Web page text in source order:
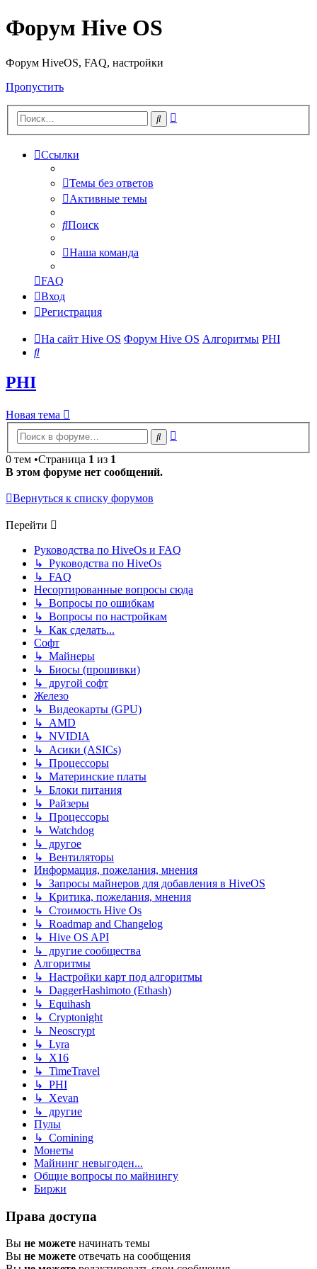
Форум Hive OS
Форум HiveOS, FAQ, настройки
Пропустить
Поиск
Ссылки
Темы без ответов
Активные темы
Поиск
Наша команда
FAQ
Вход
Регистрация
На сайт Hive OS Форум Hive OS Алгоритмы PHI
Поиск
PHI
Новая тема
Поиск
0 тем •Страница 1 из 1
В этом форуме нет сообщений.
Вернуться к списку форумов
Перейти
Руководства по HiveOs и FAQ
↳ Руководства по HiveOs
↳ FAQ
Несортированные вопросы сюда
↳ Вопросы по ошибкам
↳ Вопросы по настройкам
↳ Как сделать...
Софт
↳ Майнеры
↳ Биосы (прошивки)
↳ другой софт
Железо
↳ Видеокарты (GPU)
↳ AMD
↳ NVIDIA
↳ Асики (ASICs)
↳ Процессоры
↳ Материнские платы
↳ Блоки питания
↳ Райзеры
↳ Процессоры
↳ Watchdog
↳ другое
↳ Вентиляторы
Информация, пожелания, мнения
↳ Запросы майнеров для добавления в HiveOS
↳ Критика, пожелания, мнения
↳ Стоимость Hive Os
↳ Roadmap and Changelog
↳ Hive OS API
↳ другие сообщества
Алгоритмы
↳ Настройки карт под алгоритмы
↳ DaggerHashimoto (Ethash)
↳ Equihash
↳ Cryptonight
↳ Neoscrypt
↳ Lyra
↳ X16
↳ TimeTravel
↳ PHI
↳ Xevan
↳ другие
Пулы
↳ Comining
Монеты
Майнинг невыгоден...
Общие вопросы по майнингу
Биржи
Права доступа
Вы не можете начинать темы
Вы не можете отвечать на сообщения